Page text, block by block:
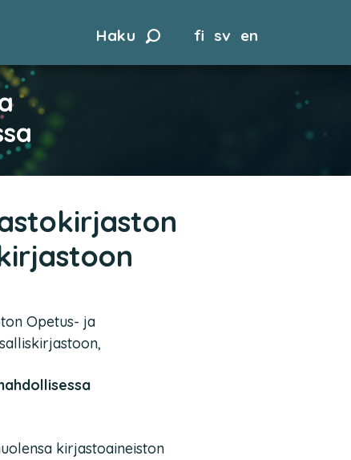
Haku fi sv en
Opetus- ja
kirjastoaineiston